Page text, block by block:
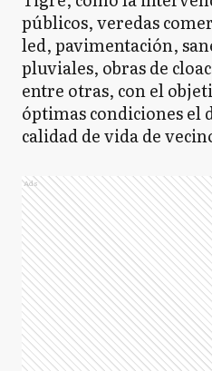
públicos, veredas
led, pavimentación,
pluviales, obras de
entre otras, con el
óptimas condiciones
calidad de vida de
Ads